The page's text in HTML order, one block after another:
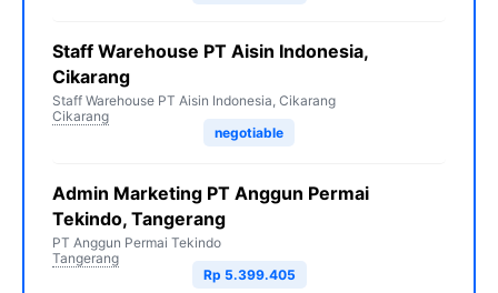
Staff Warehouse PT Aisin Indonesia,
Cikarang
Staff Warehouse PT Aisin Indonesia, Cikarang
Cikarang
negotiable
Admin Marketing PT Anggun Permai
Tekindo, Tangerang
PT Anggun Permai Tekindo
Tangerang
Rp 5.399.405